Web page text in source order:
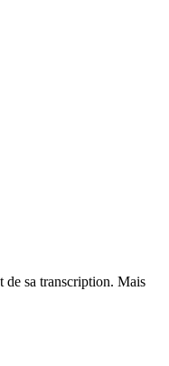
de sa transcription. Mais